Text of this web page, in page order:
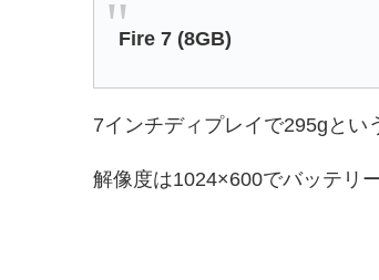
Fire 7 (8GB)
7インチディプレイで295gとい
解像度は1024×600でバッテリ